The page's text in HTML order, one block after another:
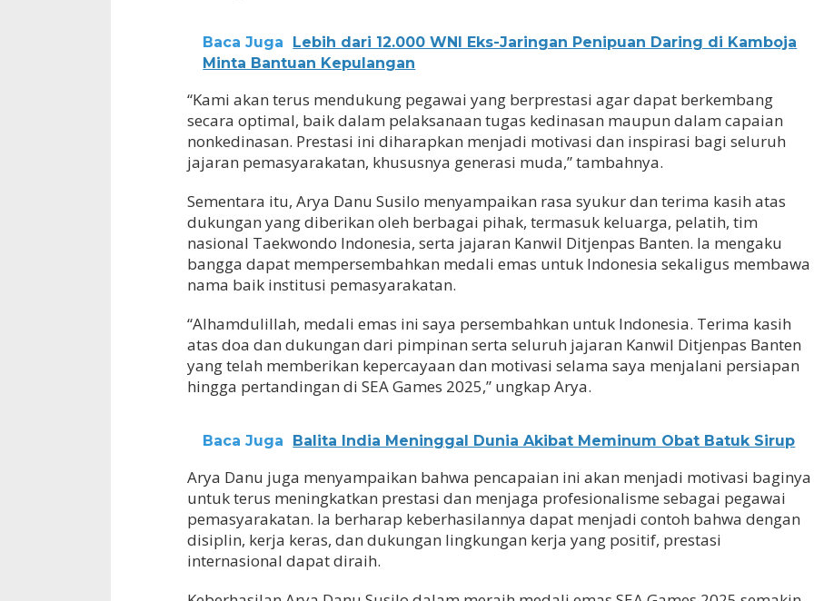
Baca Juga
Lebih dari 12.000 WNI Eks-Jaringan Penipuan Daring di Kamboja
Minta Bantuan Kepulangan
“Kami akan terus mendukung pegawai yang berprestasi agar dapat berkembang
secara optimal, baik dalam pelaksanaan tugas kedinasan maupun dalam capaian
nonkedinasan. Prestasi ini diharapkan menjadi motivasi dan inspirasi bagi seluruh
jajaran pemasyarakatan, khususnya generasi muda,” tambahnya.
Sementara itu, Arya Danu Susilo menyampaikan rasa syukur dan terima kasih atas
dukungan yang diberikan oleh berbagai pihak, termasuk keluarga, pelatih, tim
nasional Taekwondo Indonesia, serta jajaran Kanwil Ditjenpas Banten. Ia mengaku
bangga dapat mempersembahkan medali emas untuk Indonesia sekaligus membawa
nama baik institusi pemasyarakatan.
“Alhamdulillah, medali emas ini saya persembahkan untuk Indonesia. Terima kasih
atas doa dan dukungan dari pimpinan serta seluruh jajaran Kanwil Ditjenpas Banten
yang telah memberikan kepercayaan dan motivasi selama saya menjalani persiapan
hingga pertandingan di SEA Games 2025,” ungkap Arya.
Baca Juga Balita India Meninggal Dunia Akibat Meminum Obat Batuk Sirup
Arya Danu juga menyampaikan bahwa pencapaian ini akan menjadi motivasi baginya
untuk terus meningkatkan prestasi dan menjaga profesionalisme sebagai pegawai
pemasyarakatan. Ia berharap keberhasilannya dapat menjadi contoh bahwa dengan
disiplin, kerja keras, dan dukungan lingkungan kerja yang positif, prestasi
internasional dapat diraih.